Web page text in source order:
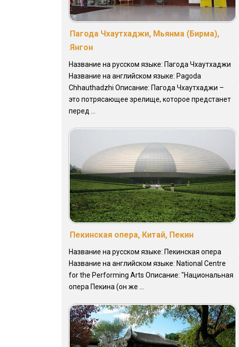
Пагода Чхаутхаджи, Мьянма (Бирма),
Янгон
Название на русском языке: Пагода Чхаутхаджи
Название на английском языке: Pagoda
Chhauthadzhi Описание: Пагода Чхаутхаджи –
это потрясающее зрелище, которое предстанет
перед ...
Пекинская опера, Китай, Пекин
Название на русском языке: Пекинская опера
Название на английском языке: National Centre
for the Performing Arts Описание: "Национальная
опера Пекина (он же ...